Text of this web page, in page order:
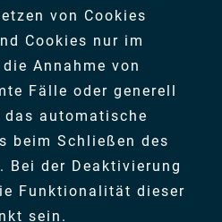
von Cookies
Cookies nur im
Annahme von
Fälle oder generell
automatische
beim Schließen des
Bei der Deaktivierung
Funktionalität dieser
sein.